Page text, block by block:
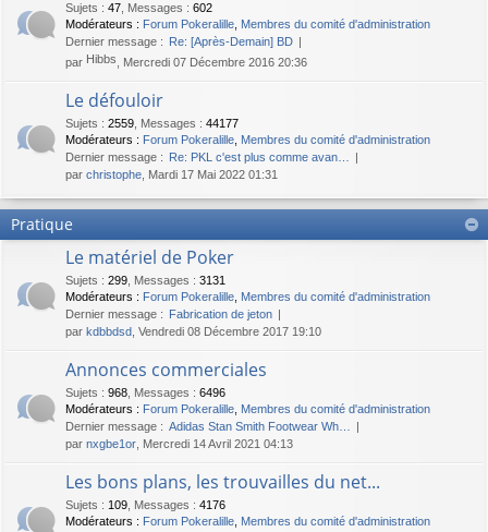
Sujets : 47 Messages : 602
Modérateurs : Forum Pokeralille Membres du comité d'administration
Dernier message : Re: [Après-Demain] BD
par Hibbs , Mercredi 07 Décembre 2016 20:36
Le défouloir
Sujets : 2559 Messages : 44177
Modérateurs : Forum Pokeralille Membres du comité d'administration
Dernier message : Re: PKL c'est plus comme avan…
par christophe , Mardi 17 Mai 2022 01:31
Pratique
Le matériel de Poker
Sujets : 299 Messages : 3131
Modérateurs : Forum Pokeralille Membres du comité d'administration
Dernier message : Fabrication de jeton
par kdbbdsd , Vendredi 08 Décembre 2017 19:10
Annonces commerciales
Sujets : 968 Messages : 6496
Modérateurs : Forum Pokeralille Membres du comité d'administration
Dernier message : Adidas Stan Smith Footwear Wh…
par nxgbe1or , Mercredi 14 Avril 2021 04:13
Les bons plans, les trouvailles du net...
Sujets : 109 Messages : 4176
Modérateurs : Forum Pokeralille Membres du comité d'administration